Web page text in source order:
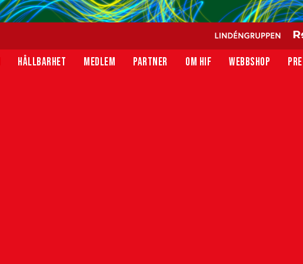
HÅLLBARHET MEDLEM PARTNER OM HIF WEBBSHOP